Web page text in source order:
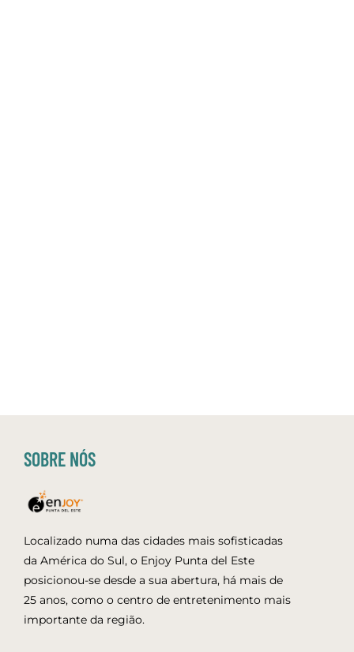
SOBRE NÓS
Localizado numa das cidades mais sofisticadas
da América do Sul, o Enjoy Punta del Este
posicionou-se desde a sua abertura, há mais de
25 anos, como o centro de entretenimento mais
importante da região.